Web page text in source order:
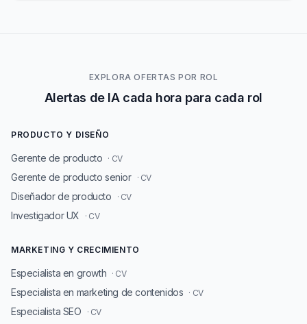
EXPLORA OFERTAS POR ROL
Alertas de IA cada hora para cada rol
PRODUCTO Y DISEÑO
Gerente de producto · CV
Gerente de producto senior · CV
Diseñador de producto · CV
Investigador UX · CV
MARKETING Y CRECIMIENTO
Especialista en growth · CV
Especialista en marketing de contenidos · CV
Especialista SEO · CV